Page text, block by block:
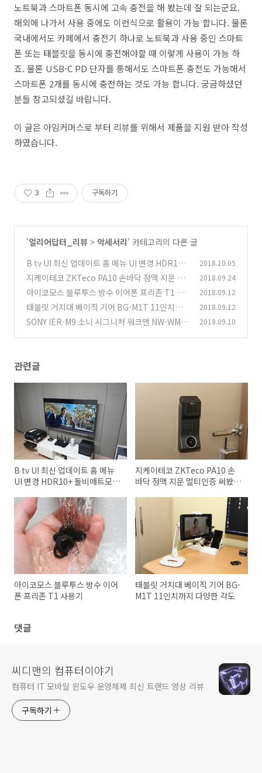
노트북과 스마트폰 동시에 고속 충전을 해 봤는데 잘 되는군요.
해외에 나가서 사용 중에도 이런식으로 활용이 가능 합니다. 물론
국내에서도 카페에서 충전기 하나로 노트북과 사용 중인 스마트
폰 또는 태블릿을 동시에 충전해야할 때 이렇게 사용이 가능 하
죠. 물론 USB-C PD 단자를 통해서도 스마트폰 충전도 가능해서
스마트폰 2개를 동시에 충전하는 것도 가능 합니다. 궁금하셨던
분들 참고되셨길 바랍니다.
이 글은 아임커머스로 부터 리뷰를 위해서 제품을 지원 받아 작성
하였습니다.
3 구독하기
'얼리어답터_리뷰 > 악세서리' 카테고리의 다른 글
B tv UI 최신 업데이트 홈 메뉴 UI 변경 HDR10+
돌비애트모스까지
(4)
2018.10.05
지케이테코 ZKTeco PA10 손바닥 정맥 지문 멀
티인증 써봤더니
(2)
2018.09.24
아이코모스 블루투스 방수 이어폰 프리존 T1 사
용기
(3)
2018.09.12
태블릿 거치대 베이직 기어 BG-M1T 11인치까
지 다양한 각도 (2)
2018.09.12
SONY IER-M9 소니 시그니처 워크맨 NW-WM1
2018.09.10
관련글
B tv UI 최신 업데이트 홈 메뉴
UI 변경 HDR10+ 돌비애트모스
지케이테코 ZKTeco PA10 손
바닥 정맥 지문 멀티인증 써봤더
아이코모스 블루투스 방수 이어
폰 프리존 T1 사용기
태블릿 거치대 베이직 기어 BG-
M1T 11인치까지 다양한 각도
댓글
씨디맨의 컴퓨터이야기
컴퓨터 IT 모바일 윈도우 운영체제 최신 트랜드 영상 리뷰
구독하기